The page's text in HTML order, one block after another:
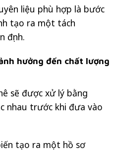
liệu phù hợp là bước
tạo ra một tách
định.
hưởng đến chất lượng
sẽ được xử lý bằng
nhau trước khi đưa vào
tạo ra một hồ sơ